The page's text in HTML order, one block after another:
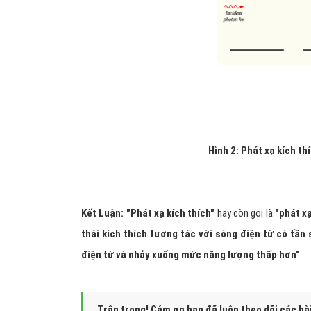
Hình 2: Phát xạ kích
Kết Luận: "Phát xạ kích thích" hay còn gọi là "phát
thái kích thích tương tác với sóng điện từ có tần
điện từ và nhảy xuống mức năng lượng thấp hơn".